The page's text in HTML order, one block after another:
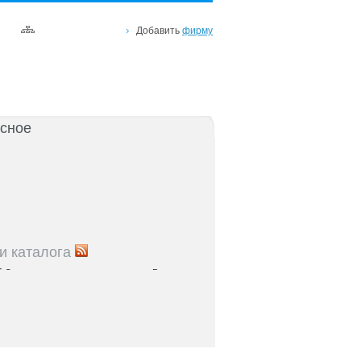
Добавить фирму
каталога
Список рынков и торговых центров Ростова и